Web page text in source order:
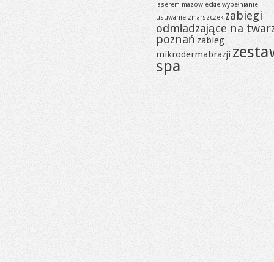
laserem mazowieckie wypełnianie i
usuwanie zmarszczek zabiegi
odmładzające na
poznań zabieg
mikrodermabrazji
spa